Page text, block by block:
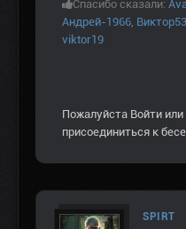
Спасибо сказали:
Андрей-1966 Виктор53
viktor19
Пожалуйста Войти или
присоединиться к
SPIRT